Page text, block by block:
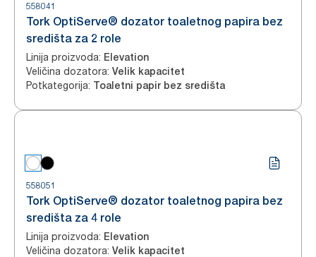
558041
Tork OptiServe® dozator toaletnog papira bez
središta za 2 role
Linija proizvoda: Elevation
Veličina dozatora: Velik kapacitet
Potkategorija: Toaletni papir bez središta
558051
Tork OptiServe® dozator toaletnog papira bez
središta za 4 role
Linija proizvoda: Elevation
Veličina dozatora: Velik kapacitet